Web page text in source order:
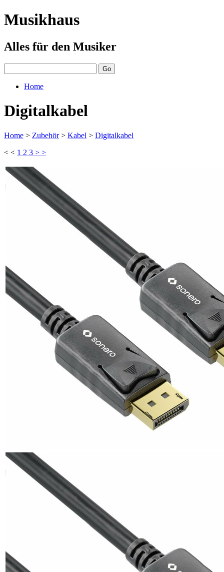
Musikhaus
Alles für den Musiker
Home
Digitalkabel
Home > Zubehör> Kabel > Digitalkabel
< < 1 2 3 > >